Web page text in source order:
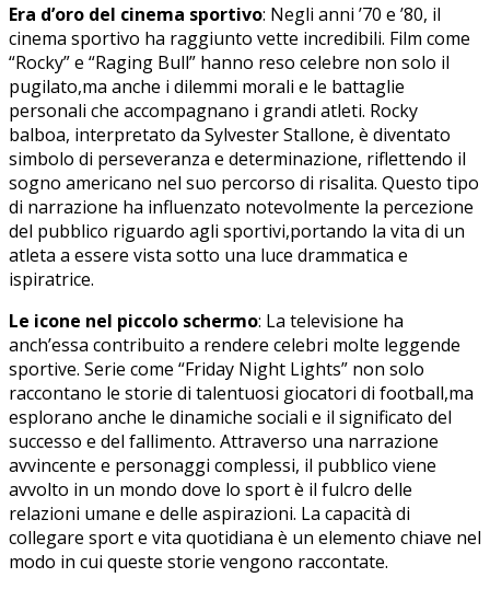
Era d’oro del cinema sportivo: Negli ⁢anni ’70 e ’80, il
cinema sportivo ha raggiunto vette incredibili. Film come
“Rocky” e “Raging Bull” hanno reso celebre non‌ solo il
pugilato,ma anche i dilemmi morali e le battaglie
personali che‌ accompagnano i grandi atleti. Rocky
balboa, interpretato da Sylvester Stallone, è diventato
simbolo di perseveranza e⁤ determinazione, riflettendo il
sogno americano nel suo percorso di risalita. Questo tipo
di narrazione ha influenzato notevolmente la percezione
del pubblico riguardo agli ⁣sportivi,portando​ la vita di un
atleta a essere vista sotto una luce ⁢drammatica e
ispiratrice.
Le icone nel piccolo schermo: La televisione ha
anch’essa contribuito a rendere‍ celebri molte leggende
sportive. Serie come “Friday Night Lights” non solo
raccontano le storie di talentuosi giocatori di‍ football,ma
esplorano anche le dinamiche sociali e il significato del
successo e del fallimento. Attraverso una narrazione
avvincente e personaggi complessi, il pubblico viene
avvolto in un⁤ mondo‌ dove lo sport è⁣ il fulcro delle⁣
relazioni umane e delle aspirazioni. La capacità di
collegare sport e vita quotidiana è un⁢ elemento chiave⁢ nel
modo in cui⁢ queste storie vengono raccontate.